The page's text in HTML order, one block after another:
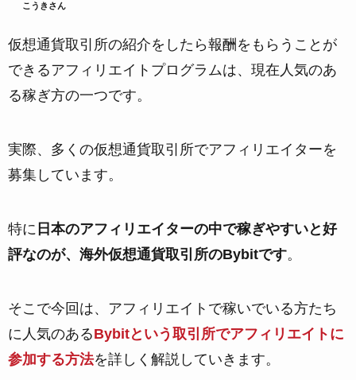
こうきさん
仮想通貨取引所の紹介をしたら報酬をもらうことが
できるアフィリエイトプログラムは、現在人気のあ
る稼ぎ方の一つです。
実際、多くの仮想通貨取引所でアフィリエイターを
募集しています。
特に 日本のアフィリエイターの中で稼ぎやすいと好
評なのが、海外仮想通貨取引所のBybitです。
そこで今回は、アフィリエイトで稼いでいる方たち
に人気のあるBybitという取引所でアフィリエイトに
参加する方法を詳しく解説していきます。